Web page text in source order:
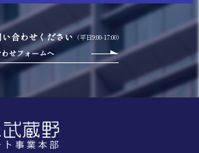
合わせください （平日9:00-17:00）
せフォームへ